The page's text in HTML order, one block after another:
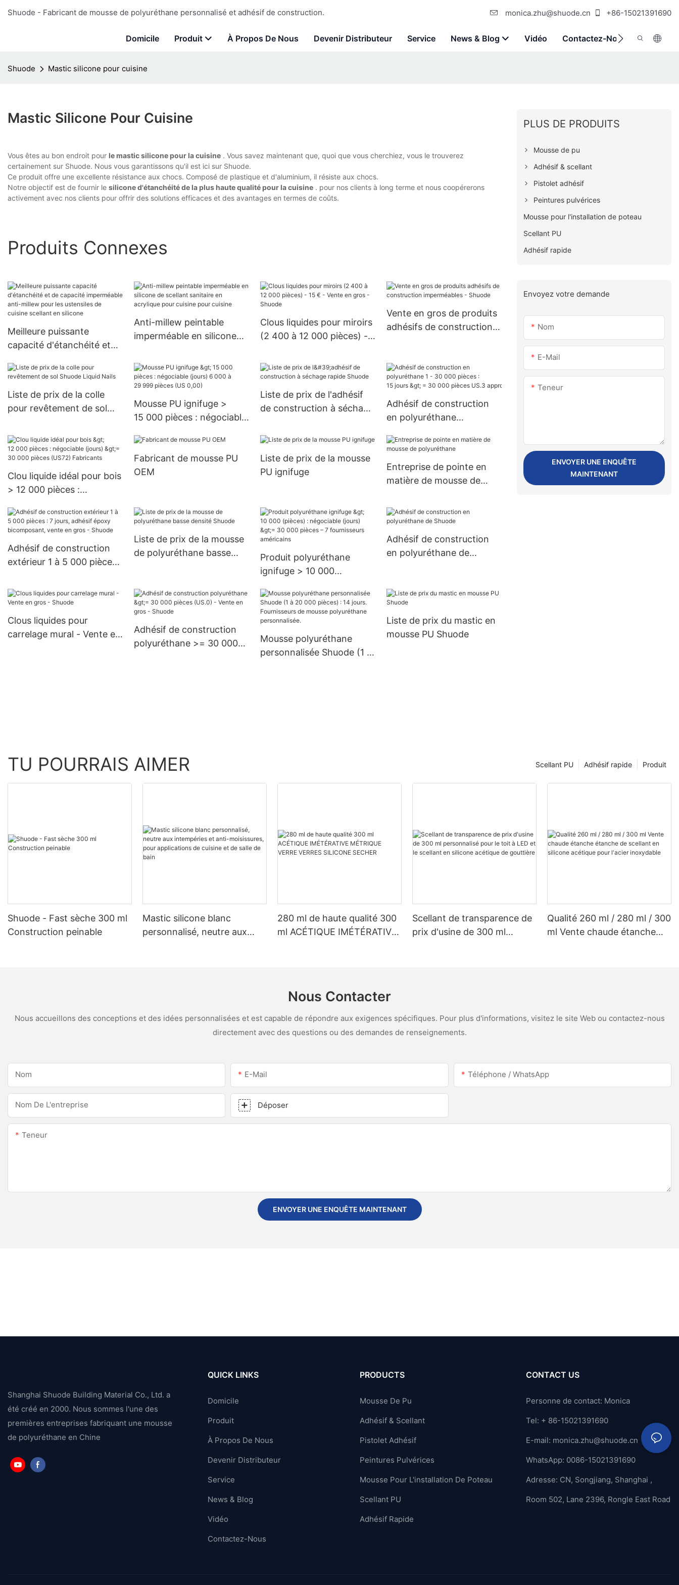
Shuode - Fabricant de mousse de polyuréthane personnalisé et adhésif de construction. monica.zhu@shuode.cn +86-15021391690
Domicile Produit À Propos De Nous Devenir Distributeur Service News & Blog Vidéo Contactez-Nous
Shuode Mastic silicone pour cuisine
Mastic Silicone Pour Cuisine
Vous êtes au bon endroit pour le mastic silicone pour la cuisine . Vous savez maintenant que, quoi que vous cherchiez, vous le trouverez
certainement sur Shuode. Nous vous garantissons qu'il est ici sur Shuode.
Ce produit offre une excellente résistance aux chocs. Composé de plastique et d'aluminium, il résiste aux chocs.
Notre objectif est de fournir le silicone d'étanchéité de la plus haute qualité pour la cuisine . pour nos clients à long terme et nous coopérerons
activement avec nos clients pour offrir des solutions efficaces et des avantages en termes de coûts.
Produits Connexes
Meilleure puissante
capacité d'étanchéité et
anti-millew pour les
scellant en silicone
Anti-millew peintable
imperméable en silicone
acrylique pour cuisine pour
cuisine
Clous liquides pour miroirs
(2 400 à 12 000 pièces) -
Shuode
Vente en gros de produits
adhésifs de construction
Liste de prix de la colle
pour revêtement de sol
Mousse PU ignifuge >
15 000 pièces : négociable
pièces (US 0,00)
Liste de prix de l'adhésif
de construction à séchage
Adhésif de construction
en polyuréthane
15 jours > = 30 000 pièces
Clou liquide idéal pour bois
> 12 000 pièces :
30 000 pièces (US72)
Fabricants
Fabricant de mousse PU
OEM
Liste de prix de la mousse
PU ignifuge
Entreprise de pointe en
matière de mousse de
Adhésif de construction
extérieur 1 à 5 000 pièces :
bicomposant, vente en
gros - Shuode
Liste de prix de la mousse
de polyuréthane basse
Produit polyuréthane
ignifuge > 10 000
(jours) >= 30 000 pièces –
7 fournisseurs américains
Adhésif de construction
en polyuréthane de
Clous liquides pour
carrelage mural - Vente en
Adhésif de construction
polyuréthane >= 30 000
Mousse polyuréthane
personnalisée Shuode (1 à
Liste de prix du mastic en
mousse PU Shuode
PLUS DE PRODUITS
Mousse de pu
Adhésif & scellant
Pistolet adhésif
Peintures pulvérices
Mousse pour l'installation de poteau
Scellant PU
Adhésif rapide
Envoyez votre demande
Nom
E-Mail
Teneur
ENVOYER UNE ENQUÊTE
MAINTENANT
TU POURRAIS AIMER Produit
Adhésif rapide
Scellant PU
Shuode - Fast sèche 300 ml
Construction peinable
Mastic silicone blanc
personnalisé, neutre aux
280 ml de haute qualité 300
ml ACÉTIQUE IMÉTÉRATIVE
Scellant de transparence de
prix d'usine de 300 ml
Qualité 260 ml / 280 ml / 300
ml Vente chaude étanche
Nous Contacter
Nous accueillons des conceptions et des idées personnalisées et est capable de répondre aux exigences spécifiques. Pour plus d'informations, visitez le site Web ou contactez-nous
directement avec des questions ou des demandes de renseignements.
Nom E-Mail Téléphone / WhatsApp
Nom De L'entreprise Déposer
Teneur
ENVOYER UNE ENQUÊTE MAINTENANT
Shanghai Shuode Building Material Co., Ltd. a
été créé en 2000. Nous sommes l'une des
premières entreprises fabriquant une mousse
de polyuréthane en Chine
QUICK LINKS
Domicile
Produit
À Propos De Nous
Devenir Distributeur
Service
News & Blog
Vidéo
Contactez-Nous
PRODUCTS
Mousse De Pu
Adhésif & Scellant
Pistolet Adhésif
Peintures Pulvérices
Mousse Pour L'installation De Poteau
Scellant PU
Adhésif Rapide
CONTACT US
Personne de contact: Monica
Tel: + 86-15021391690
E-mail: monica.zhu@shuode.cn
WhatsApp: 0086-15021391690
Adresse: CN, Songjiang, Shanghai ,
Room 502, Lane 2396, Rongle East Road